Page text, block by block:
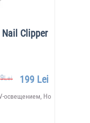
Nail Clipper
Lei 199 Lei
освещением, Но